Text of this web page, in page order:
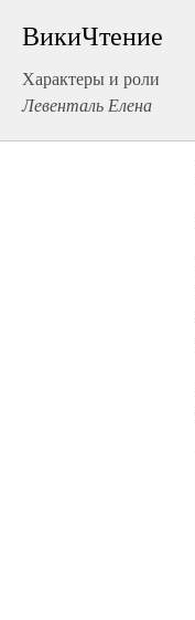
ВикиЧтение
Характеры и роли
Левенталь Елена